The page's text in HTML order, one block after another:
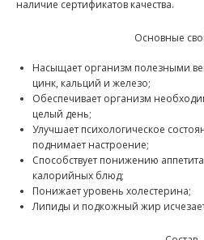
наличие сертификатов качества.
Основные
Насыщает организм полезными
цинк, кальций и железо;
Обеспечивает организм
целый день;
Улучшает психологическое
поднимает настроение;
Способствует понижению
калорийных блюд;
Понижает уровень холестерина;
Липиды и подкожный жир